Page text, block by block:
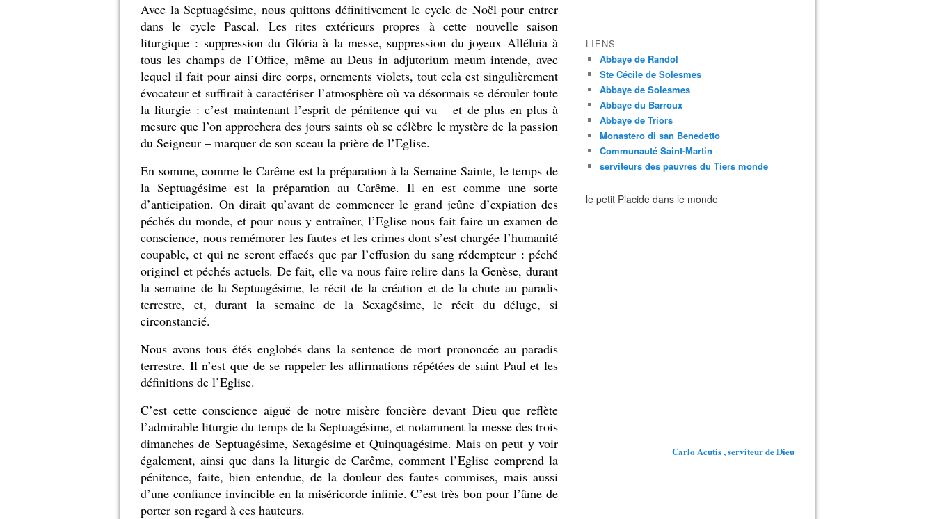
Avec la Septuagésime, nous quittons définitivement le cycle de Noël pour entrer
dans le cycle Pascal. Les rites extérieurs propres à cette nouvelle saison
liturgique : suppression du Glória à la messe, suppression du joyeux Alléluia à
tous les champs de l’Office, même au Deus in adjutorium meum intende, avec
lequel il fait pour ainsi dire corps, ornements violets, tout cela est singulièrement
évocateur et suffirait à caractériser l’atmosphère où va désormais se dérouler toute
la liturgie : c’est maintenant l’esprit de pénitence qui va – et de plus en plus à
mesure que l’on approchera des jours saints où se célèbre le mystère de la passion
du Seigneur – marquer de son sceau la prière de l’Eglise.
En somme, comme le Carême est la préparation à la Semaine Sainte, le temps de
la Septuagésime est la préparation au Carême. Il en est comme une sorte
d’anticipation. On dirait qu’avant de commencer le grand jeûne d’expiation des
péchés du monde, et pour nous y entraîner, l’Eglise nous fait faire un examen de
conscience, nous remémorer les fautes et les crimes dont s’est chargée l’humanité
coupable, et qui ne seront effacés que par l’effusion du sang rédempteur : péché
originel et péchés actuels. De fait, elle va nous faire relire dans la Genèse, durant
la semaine de la Septuagésime, le récit de la création et de la chute au paradis
terrestre, et, durant la semaine de la Sexagésime, le récit du déluge, si
circonstancié.
Nous avons tous étés englobés dans la sentence de mort prononcée au paradis
terrestre. Il n’est que de se rappeler les affirmations répétées de saint Paul et les
définitions de l’Eglise.
C’est cette conscience aiguë de notre misère foncière devant Dieu que reflète
l’admirable liturgie du temps de la Septuagésime, et notamment la messe des trois
dimanches de Septuagésime, Sexagésime et Quinquagésime. Mais on peut y voir
également, ainsi que dans la liturgie de Carême, comment l’Eglise comprend la
pénitence, faite, bien entendue, de la douleur des fautes commises, mais aussi
d’une confiance invincible en la miséricorde infinie. C’est très bon pour l’âme de
porter son regard à ces hauteurs.
LIENS
Abbaye de Randol
Ste Cécile de Solesmes
Abbaye de Solesmes
Abbaye du Barroux
Abbaye de Triors
Monastero di san Benedetto
Communauté Saint-Martin
serviteurs des pauvres du Tiers monde
le petit Placide dans le monde
Carlo Acutis , serviteur de Dieu